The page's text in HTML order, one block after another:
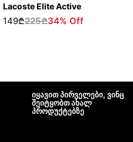
Lacoste Elite Active
149₾225₾34% Off
იყავით პირველები, ვინც
შეიტყობთ ახალ
პროდუქტებზე